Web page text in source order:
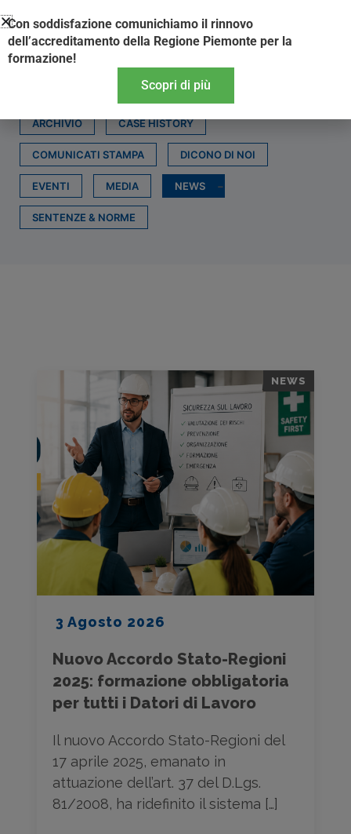
al
contenuto
ARCHIVIO CASE HISTORY
COMUNICATI STAMPA DICONO DI NOI
EVENTI MEDIA NEWS
SENTENZE & NORME
3 Agosto 2026
NEWS
Nuovo Accordo Stato-Regioni
2025: formazione obbligatoria
per tutti i Datori di Lavoro
Il nuovo Accordo Stato-Regioni del
17 aprile 2025, emanato in
attuazione dell’art. 37 del D.Lgs.
81/2008, ha ridefinito il sistema […]
Con soddisfazione comunichiamo il rinnovo
dell’accreditamento della Regione Piemonte per la
formazione!
Scopri di più